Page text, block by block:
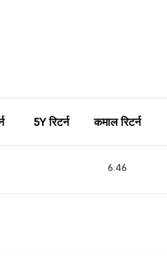
5Y रिटर्न कमाल रिटर्न
6.46